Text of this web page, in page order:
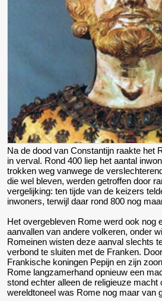
Na de dood van Constantijn raakte het
in verval. Rond 400 liep het aantal
trokken weg vanwege de
die wel bleven, werden getroffen door
vergelijking: ten tijde van de keizers
inwoners, terwijl daar rond 800 nog
Het overgebleven Rome werd ook nog
aanvallen van andere volkeren, onder
Romeinen wisten deze aanval slechts
verbond te sluiten met de Franken.
Frankische koningen Pepijn en zijn
Rome langzamerhand opnieuw een
stond echter alleen de religieuze macht
wereldtoneel was Rome nog maar van